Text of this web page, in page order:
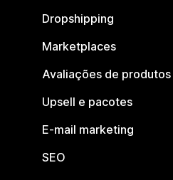
Dropshipping
Marketplaces
Avaliações de produtos
Upsell e pacotes
E-mail marketing
SEO